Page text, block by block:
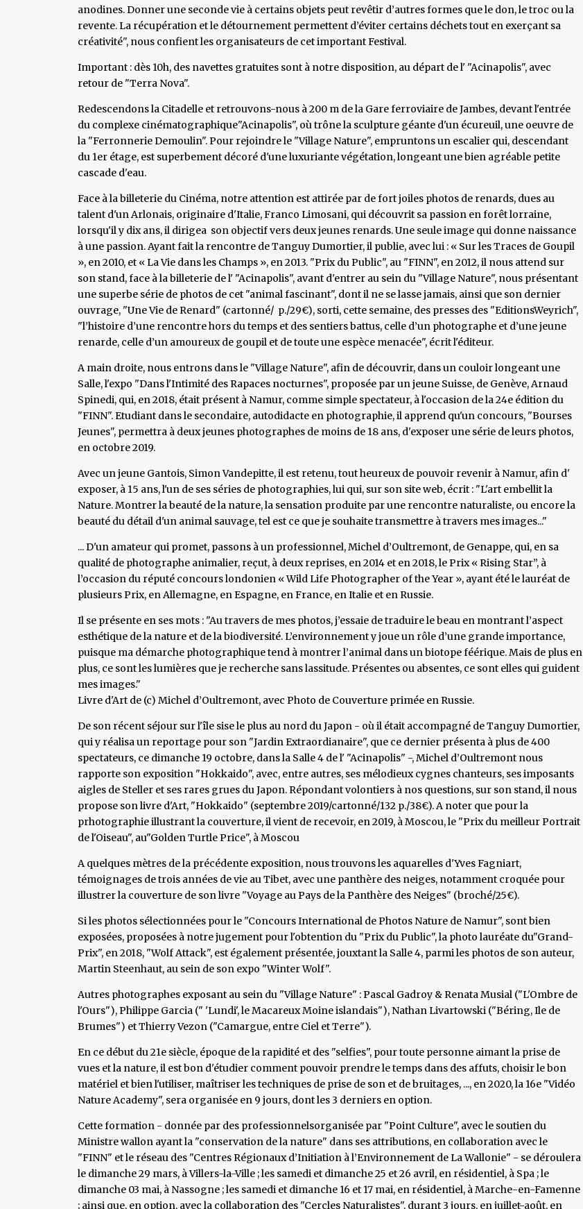
anodines. Donner une seconde vie à certains objets peut revêtir d’autres formes que le don, le troc ou la
revente. La récupération et le détournement permettent d’éviter certains déchets tout en exerçant sa
créativité", nous confient les organisateurs de cet important Festival.
Important : dès 10h, des navettes gratuites sont à notre disposition, au départ de l' "Acinapolis", avec
retour de "Terra Nova".
Redescendons la Citadelle et retrouvons-nous à 200 m de la Gare ferroviaire de Jambes, devant l'entrée
du complexe cinématographique"Acinapolis", où trône la sculpture géante d'un écureuil, une oeuvre de
la "Ferronnerie Demoulin". Pour rejoindre le "Village Nature", empruntons un escalier qui, descendant
du 1er étage, est superbement décoré d'une luxuriante végétation, longeant une bien agréable petite
cascade d'eau.
Face à la billeterie du Cinéma, notre attention est attirée par de fort joiles photos de renards, dues au
talent d'un Arlonais, originaire d'Italie, Franco Limosani, qui découvrit sa passion en forêt lorraine,
lorsqu'il y dix ans, il dirigea son objectif vers deux jeunes renards. Une seule image qui donne naissance
à une passion. Ayant fait la rencontre de Tanguy Dumortier, il publie, avec lui : « Sur les Traces de Goupil
», en 2010, et « La Vie dans les Champs », en 2013. "Prix du Public", au "FINN", en 2012, il nous attend sur
son stand, face à la billeterie de l' "Acinapolis", avant d'entrer au sein du "Village Nature", nous présentant
une superbe série de photos de cet "animal fascinant", dont il ne se lasse jamais, ainsi que son dernier
ouvrage, "Une Vie de Renard" (cartonné/ p./29€), sorti, cette semaine, des presses des "EditionsWeyrich",
"l’histoire d’une rencontre hors du temps et des sentiers battus, celle d’un photographe et d’une jeune
renarde, celle d’un amoureux de goupil et de toute une espèce menacée", écrit l'éditeur.
A main droite, nous entrons dans le "Village Nature", afin de découvrir, dans un couloir longeant une
Salle, l'expo "Dans l'Intimité des Rapaces nocturnes", proposée par un jeune Suisse, de Genève, Arnaud
Spinedi, qui, en 2018, était présent à Namur, comme simple spectateur, à l'occasion de la 24e édition du
"FINN". Etudiant dans le secondaire, autodidacte en photographie, il apprend qu'un concours, "Bourses
Jeunes", permettra à deux jeunes photographes de moins de 18 ans, d'exposer une série de leurs photos,
en octobre 2019.
Avec un jeune Gantois, Simon Vandepitte, il est retenu, tout heureux de pouvoir revenir à Namur, afin d'
exposer, à 15 ans, l'un de ses séries de photographies, lui qui, sur son site web, écrit : "L'art embellit la
Nature. Montrer la beauté de la nature, la sensation produite par une rencontre naturaliste, ou encore la
beauté du détail d'un animal sauvage, tel est ce que je souhaite transmettre à travers mes images..."
... D'un amateur qui promet, passons à un professionnel, Michel d’Oultremont, de Genappe, qui, en sa
qualité de photographe animalier, reçut, à deux reprises, en 2014 et en 2018, le Prix « Rising Star”, à
l’occasion du réputé concours londonien « Wild Life Photographer of the Year », ayant été le lauréat de
plusieurs Prix, en Allemagne, en Espagne, en France, en Italie et en Russie.
Il se présente en ses mots : "Au travers de mes photos, j’essaie de traduire le beau en montrant l’aspect
esthétique de la nature et de la biodiversité. L’environnement y joue un rôle d’une grande importance,
puisque ma démarche photographique tend à montrer l’animal dans un biotope féérique. Mais de plus en
plus, ce sont les lumières que je recherche sans lassitude. Présentes ou absentes, ce sont elles qui guident
mes images."
Livre d'Art de (c) Michel d’Oultremont, avec Photo de Couverture primée en Russie.
De son récent séjour sur l'île sise le plus au nord du Japon - où il était accompagné de Tanguy Dumortier,
qui y réalisa un reportage pour son "Jardin Extraordianaire", que ce dernier présenta à plus de 400
spectateurs, ce dimanche 19 octobre, dans la Salle 4 de l' "Acinapolis" -, Michel d’Oultremont nous
rapporte son exposition "Hokkaido", avec, entre autres, ses mélodieux cygnes chanteurs, ses imposants
aigles de Steller et ses rares grues du Japon. Répondant volontiers à nos questions, sur son stand, il nous
propose son livre d'Art, "Hokkaido" (septembre 2019/cartonné/132 p./38€). A noter que pour la
prhotographie illustrant la couverture, il vient de recevoir, en 2019, à Moscou, le "Prix du meilleur Portrait
de l'Oiseau", au"Golden Turtle Price", à Moscou
A quelques mètres de la précédente exposition, nous trouvons les aquarelles d'Yves Fagniart,
témoignages de trois années de vie au Tibet, avec une panthère des neiges, notamment croquée pour
illustrer la couverture de son livre "Voyage au Pays de la Panthère des Neiges" (broché/25€).
Si les photos sélectionnées pour le "Concours International de Photos Nature de Namur", sont bien
exposées, proposées à notre jugement pour l'obtention du "Prix du Public", la photo lauréate du"Grand-
Prix", en 2018, "Wolf Attack", est également présentée, jouxtant la Salle 4, parmi les photos de son auteur,
Martin Steenhaut, au sein de son expo "Winter Wolf".
Autres photographes exposant au sein du "Village Nature" : Pascal Gadroy & Renata Musial ("L'Ombre de
l'Ours"), Philippe Garcia (" 'Lundi', le Macareux Moine islandais"), Nathan Livartowski ("Béring, Ile de
Brumes") et Thierry Vezon ("Camargue, entre Ciel et Terre").
En ce début du 21e siècle, époque de la rapidité et des "selfies", pour toute personne aimant la prise de
vues et la nature, il est bon d'étudier comment pouvoir prendre le temps dans des affuts, choisir le bon
matériel et bien l'utiliser, maîtriser les techniques de prise de son et de bruitages, ..., en 2020, la 16e "Vidéo
Nature Academy", sera organisée en 9 jours, dont les 3 derniers en option.
Cette formation - donnée par des professionnelsorganisée par "Point Culture", avec le soutien du
Ministre wallon ayant la "conservation de la nature" dans ses attributions, en collaboration avec le
"FINN" et le réseau des "Centres Régionaux d’Initiation à l’Environnement de La Wallonie" - se déroulera
le dimanche 29 mars, à Villers-la-Ville ; les samedi et dimanche 25 et 26 avril, en résidentiel, à Spa ; le
dimanche 03 mai, à Nassogne ; les samedi et dimanche 16 et 17 mai, en résidentiel, à Marche-en-Famenne
; ainsi que, en option, avec la collaboration des "Cercles Naturalistes", durant 3 jours, en juillet-août, en